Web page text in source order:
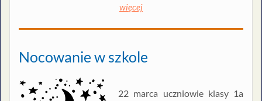
więcej
Nocowanie w szkole
22 marca uczniowie klasy 1a